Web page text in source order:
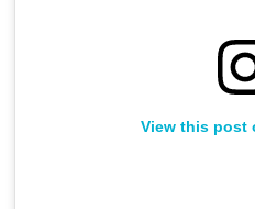
View this post